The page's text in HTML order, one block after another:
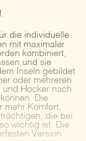
die individuelle
mit maximaler
kombiniert,
und sie
Inseln gebildet
oder mehreren
und Hocker nach
Die
mehr Komfort,
die bei
wichtig ist. Die
Version